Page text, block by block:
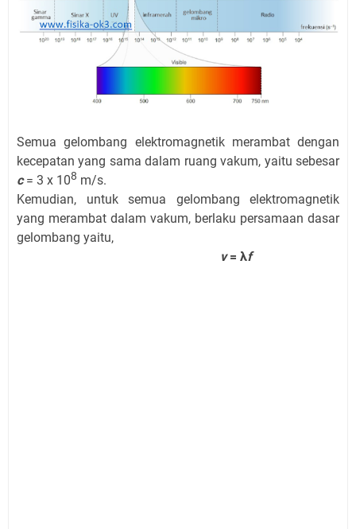
Semua gelombang elektromagnetik merambat dengan
kecepatan yang sama dalam ruang vakum, yaitu sebesar
c= 3 x 108 m/s.
Kemudian, untuk semua gelombang elektromagnetik
yang merambat dalam vakum, berlaku persamaan dasar
gelombang yaitu,
v= λf